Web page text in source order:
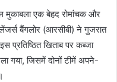
मुकाबला एक बेहद रोमांचक और
बैंगलोर (आरसीबी) ने गुजरात
प्रतिष्ठित खिताब पर कब्जा
गया, जिसमें दोनों टीमें अपने-